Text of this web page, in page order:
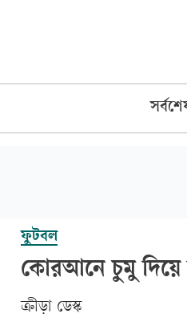
ফুটবল
কোরআনে চুমু দিয়ে
ক্রীড়া ডেস্ক